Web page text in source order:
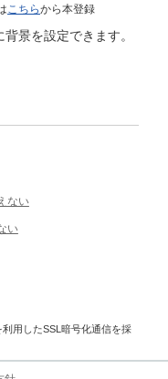
こちらから本登録
景を設定できます。
ない
い
用したSSL暗号化通信を採